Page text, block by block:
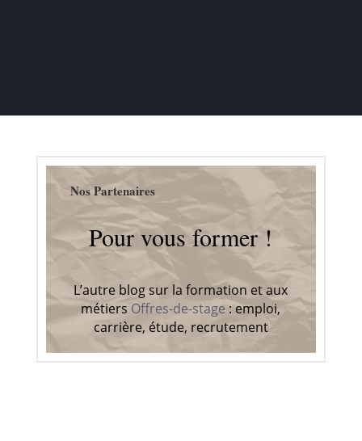
Nos Partenaires
Pour vous former !
L’autre blog sur la formation et aux
métiers Offres-de-stage : emploi,
carrière, étude, recrutement